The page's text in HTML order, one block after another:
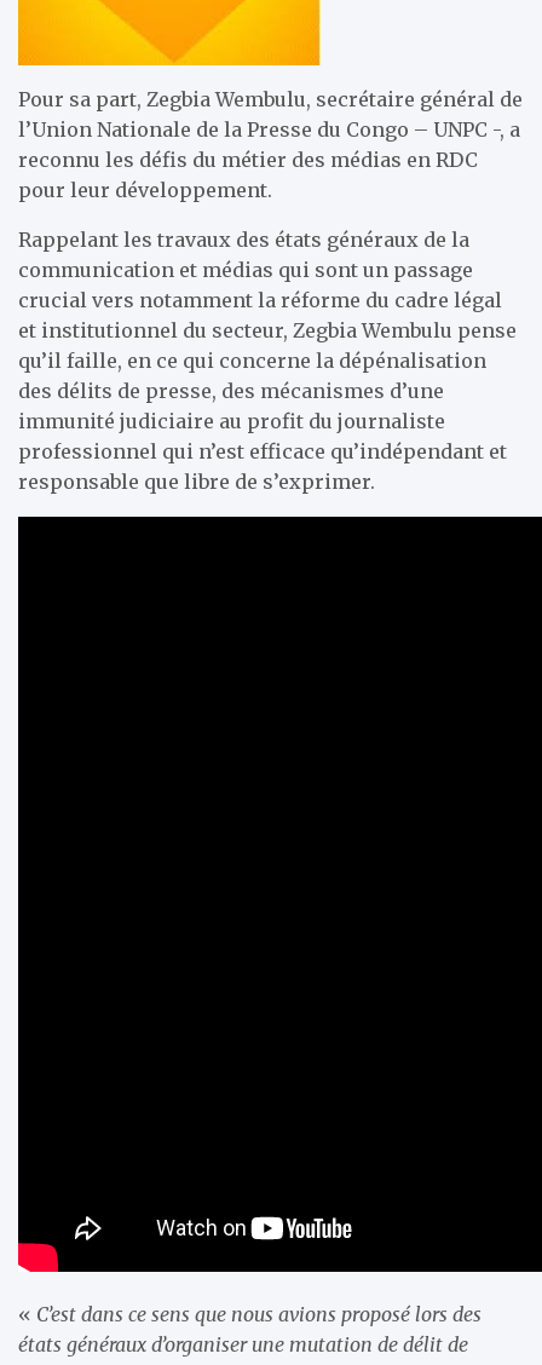
Pour sa part, Zegbia Wembulu, secrétaire général de
l’Union Nationale de la Presse du Congo – UNPC -, a
reconnu les défis du métier des médias en RDC
pour leur développement.
Rappelant les travaux des états généraux de la
communication et médias qui sont un passage
crucial vers notamment la réforme du cadre légal
et institutionnel du secteur, Zegbia Wembulu pense
qu’il faille, en ce qui concerne la dépénalisation
des délits de presse, des mécanismes d’une
immunité judiciaire au profit du journaliste
professionnel qui n’est efficace qu’indépendant et
responsable que libre de s’exprimer.
« C’est dans ce sens que nous avions proposé lors des
états généraux d’organiser une mutation de délit de